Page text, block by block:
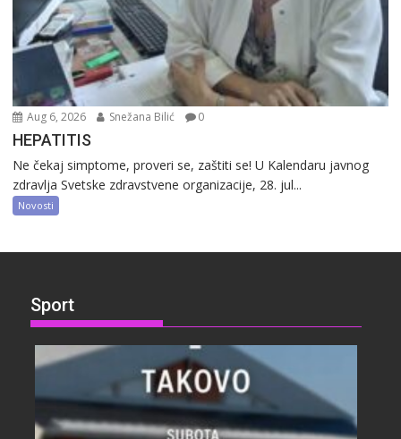
Aug 6, 2026 Snežana Bilić 0
HEPATITIS
Ne čekaj simptome, proveri se, zaštiti se! U Kalendaru javnog
zdravlja Svetske zdravstvene organizacije, 28. jul...
Novosti
Sport